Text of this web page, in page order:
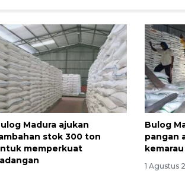
Madura ajukan
stok 300 ton
memperkuat
Bulog
pangan
kemarau
1 Agustus
Jawa Timur
5 Agustus 2026 19:09